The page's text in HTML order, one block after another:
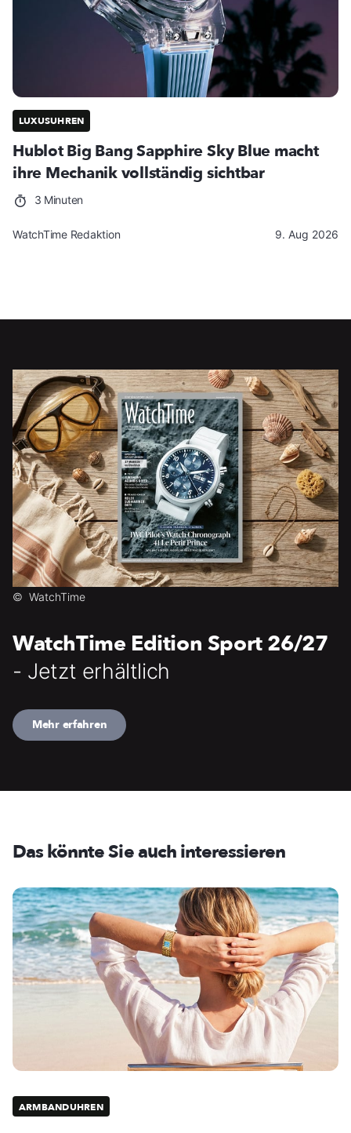
LUXUSUHREN
Hublot Big Bang Sapphire Sky Blue macht
ihre Mechanik vollständig sichtbar
3 Minuten
WatchTime Redaktion 9. Aug 2026
© WatchTime
WatchTime Edition Sport 26/27
- Jetzt erhältlich
Mehr erfahren
Das könnte Sie auch interessieren
ARMBANDUHREN